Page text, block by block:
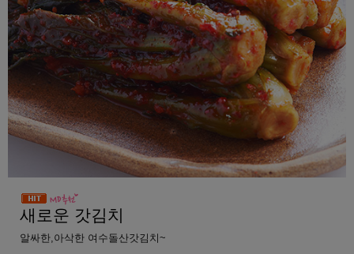
새로운 갓김치
알싸한,아삭한 여수돌산갓김치~